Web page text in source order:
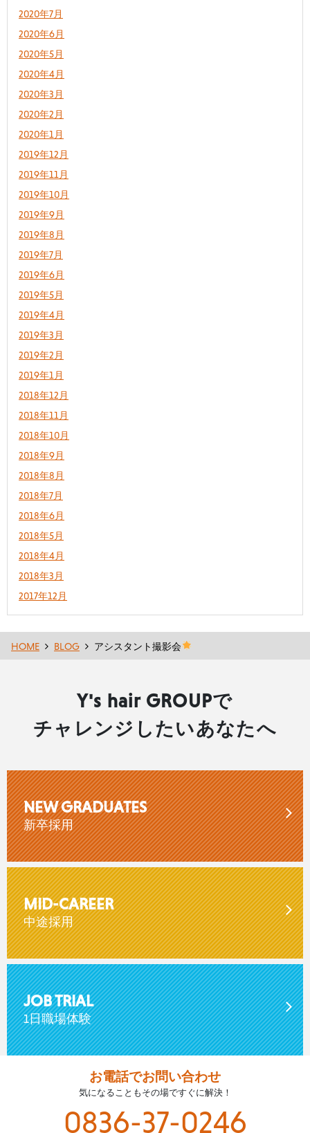
2020年7月
2020年6月
2020年5月
2020年4月
2020年3月
2020年2月
2020年1月
2019年12月
2019年11月
2019年10月
2019年9月
2019年8月
2019年7月
2019年6月
2019年5月
2019年4月
2019年3月
2019年2月
2019年1月
2018年12月
2018年11月
2018年10月
2018年9月
2018年8月
2018年7月
2018年6月
2018年5月
2018年4月
2018年3月
2017年12月
HOME BLOG アシスタント撮影会
Y's hair GROUPで
チャレンジしたいあなたへ
NEW GRADUATES
新卒採用
MID-CAREER
中途採用
JOB TRIAL
1日職場体験
お電話でお問い合わせ
気になることもその場ですぐに解決！
0836-37-0246